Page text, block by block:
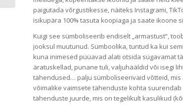
paigutada võrgustikesse, näiteks Instagrami,
isikupära 100% tasuta koopiaga ja saate ikoone
Kuigi see sümboliseerib endiselt „armastust“,
jooksul muutunud. Sümboolika, tuntud ka kui
kuna inimesed püüavad alati otsida sügavamat
äratuskellad, punane tuli, valjuhääldid või isegi
tähendused… palju sümboliseerivaid võtteid,
võimalike vaimsete tähenduste kohta
tähenduste juurde, mis on tegelikult kasulikud